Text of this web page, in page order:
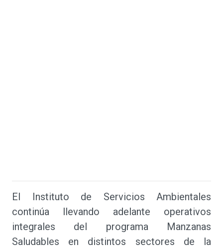
El Instituto de Servicios Ambientales
continúa llevando adelante operativos
integrales del programa Manzanas
Saludables en distintos sectores de la